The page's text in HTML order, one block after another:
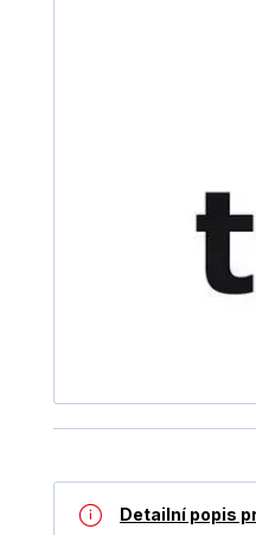
Detailní popis